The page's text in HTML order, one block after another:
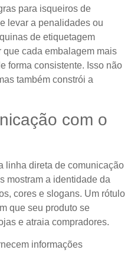
para isqueiros de
levar a penalidades ou
de etiquetagem
cada embalagem mais
forma consistente. Isso não
também constrói a
com o
linha direta de comunicação
mostram a identidade da
cores e slogans. Um rótulo
que seu produto se
e atraia compradores.
informações